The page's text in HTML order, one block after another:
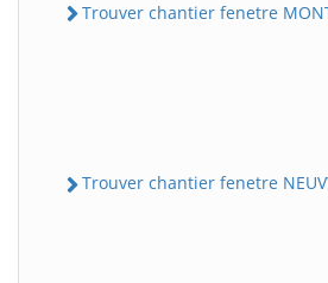
Trouver chantier fenetre
Trouver chantier fenetre